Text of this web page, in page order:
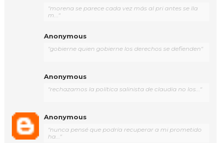
"morena se parece cada vez más al pri antes se lla
m..."
Anonymous
"gobierne quien gobierne los derechos se defienden"
Anonymous
"rechazamos la política salinista de claudia no los..."
Anonymous
"nunca pensé que podría recuperar a mi prometido
ha..."